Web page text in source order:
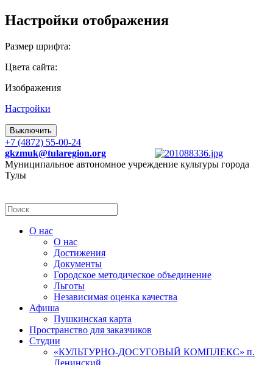
Настройки отображения
Размер шрифта:
Цвета сайта:
Изображения
Настройки
Выключить
+7 (4872) 55-00-24
gkzmuk@tularegion.org
Муниципальное автономное учреждение культуры города
Тулы
О нас
О нас
Достижения
Документы
Городское методическое объединение
Льготы
Независимая оценка качества
Афиша
Пушкинская карта
Пространство для заказчиков
Студии
«КУЛЬТУРНО-ДОСУГОВЫЙ КОМПЛЕКС» п.
Ленинский